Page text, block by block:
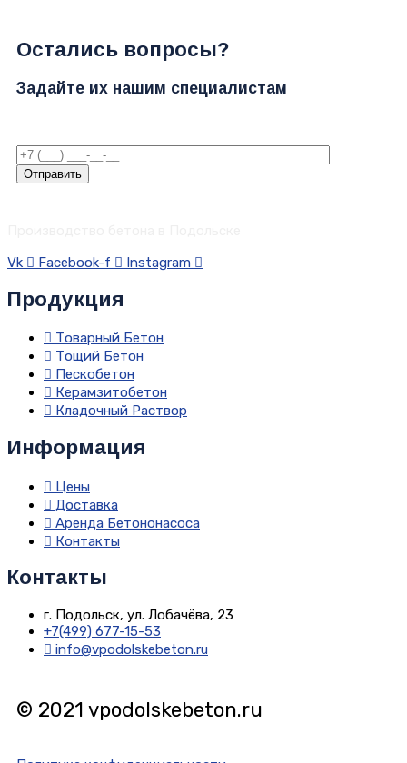
Остались вопросы?
Задайте их нашим специалистам
Отправить
Vk
Facebook-f Instagram
Продукция
Товарный Бетон
Тощий Бетон
Пескобетон
Керамзитобетон
Кладочный Раствор
Информация
Цены
Доставка
Аренда Бетононасоса
Контакты
Контакты
г. Подольск, ул. Лобачёва, 23
+7(499) 677-15-53
info@vpodolskebeton.ru
© 2021 vpodolskebeton.ru